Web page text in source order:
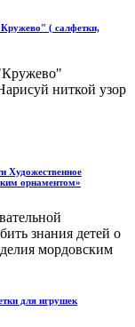
( салфетки,
ниткой узор
Художественное
орнаментом»
знания детей о
мордовским
для игрушек